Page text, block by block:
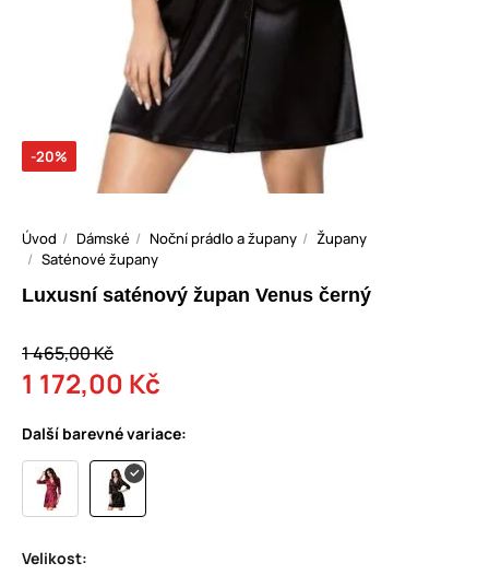
-20%
Úvod Dámské Noční prádlo a župany
Župany
Saténové župany
Luxusní saténový župan Venus černý
1 465,00 Kč
1 172,00 Kč
Další barevné variace:
Velikost: